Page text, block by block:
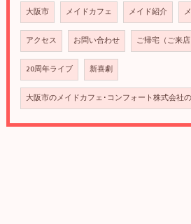
大阪市 メイドカフェ メイド紹介
アクセス お問い合わせ ご帰宅（ご来店
20周年ライブ 新喜劇
大阪市のメイドカフェ･コンフォート株式会社